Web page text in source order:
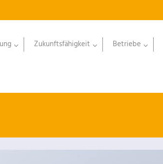
Zukunftsfähigkeit Betriebe